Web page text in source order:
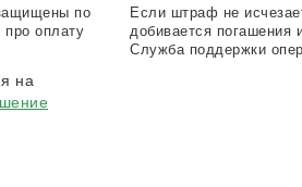
по
оплату
на
Если штраф не
добивается погашения
Служба поддержки